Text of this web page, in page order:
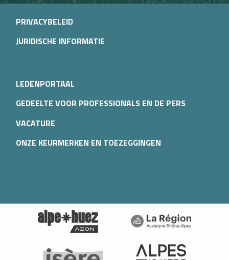
PRIVACYBELEID
JURIDISCHE INFORMATIE
LEDENPORTAAL
GEDEELTE VOOR PROFESSIONALS EN DE PERS
VACATURE
ONZE KEURMERKEN EN TOEZEGGINGEN